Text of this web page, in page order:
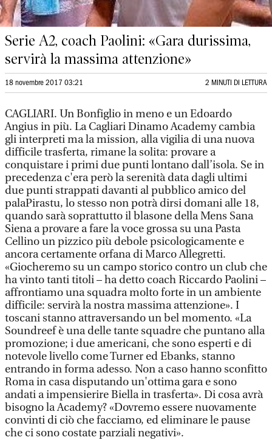
Serie A2, coach Paolini: «Gara durissima,
servirà la massima attenzione»
18 novembre 2017 03:21 2 MINUTI DI LETTURA
CAGLIARI. Un Bonfiglio in meno e un Edoardo
Angius in più. La Cagliari Dinamo Academy cambia
gli interpreti ma la mission, alla vigilia di una nuova
difficile trasferta, rimane la solita: provare a
conquistare i primi due punti lontano dall’isola. Se in
precedenza c'era però la serenità data dagli ultimi
due punti strappati davanti al pubblico amico del
palaPirastu, lo stesso non potrà dirsi domani alle 18,
quando sarà soprattutto il blasone della Mens Sana
Siena a provare a fare la voce grossa su una Pasta
Cellino un pizzico più debole psicologicamente e
ancora certamente orfana di Marco Allegretti.
«Giocheremo su un campo storico contro un club che
ha vinto tanti titoli – ha detto coach Riccardo Paolini –
affrontiamo una squadra molto forte in un ambiente
difficile: servirà la nostra massima attenzione». I
toscani stanno attraversando un bel momento. «La
Soundreef è una delle tante squadre che puntano alla
promozione; i due americani, che sono esperti e di
notevole livello come Turner ed Ebanks, stanno
entrando in forma adesso. Non a caso hanno sconfitto
Roma in casa disputando un'ottima gara e sono
andati a impensierire Biella in trasferta». Di cosa avrà
bisogno la Academy? «Dovremo essere nuovamente
convinti di ciò che facciamo, ed eliminare le pause
che ci sono costate parziali negativi».